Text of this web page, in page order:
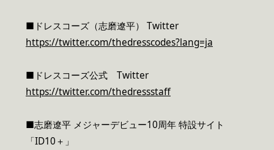
■ドレスコーズ（志磨遼平） Twitter
https://twitter.com/thedresscodes?lang=ja
■ドレスコーズ公式 Twitter
https://twitter.com/thedressstaff
■志磨遼平 メジャーデビュー10周年 特設サイト
「ID10＋」